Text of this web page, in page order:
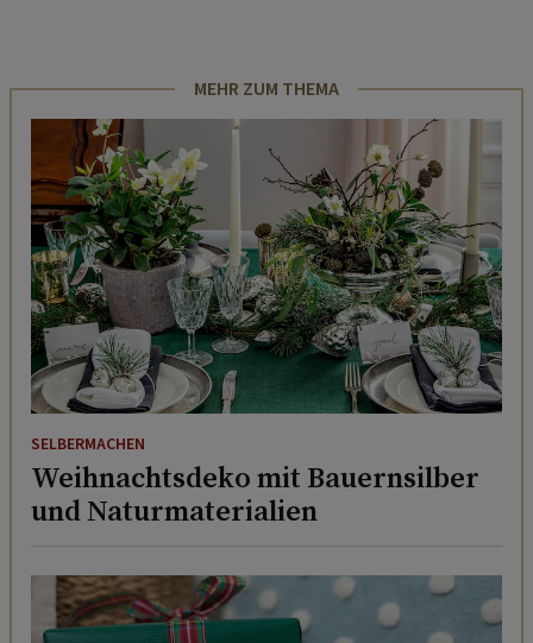
MEHR ZUM THEMA
SELBERMACHEN
Weihnachtsdeko mit Bauernsilber
und Naturmaterialien